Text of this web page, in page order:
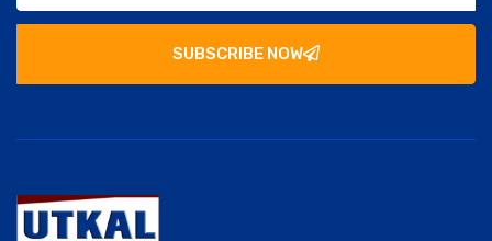
SUBSCRIBE NOW